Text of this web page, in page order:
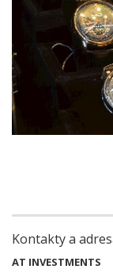
Kontakty a
AT INVESTMENTS